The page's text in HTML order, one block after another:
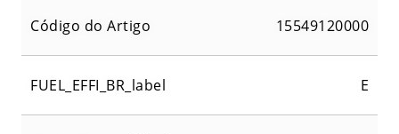
Código do Artigo 15549120000
FUEL_EFFI_BR_label E